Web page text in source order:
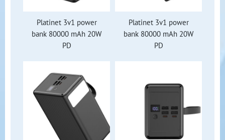
Platinet 3v1 power
bank 80000 mAh 20W
PD
Platinet 3v1 power
bank 80000 mAh 20W
PD